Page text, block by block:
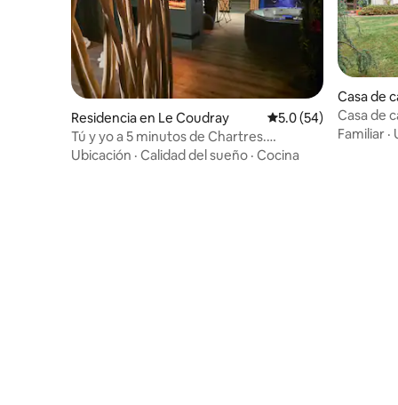
Residencia en Le Coudray Calificación
5.0 (54)
Tú y yo a 5 minutos de Chartres.
Balneario, sauna, hammam
Ubicación · Calidad del sueño · Cocina
Casa de
s-en-
Casa de
Familiar ·